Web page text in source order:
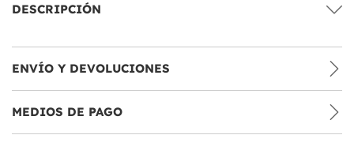
DESCRIPCIÓN
ENVÍO Y DEVOLUCIONES
MEDIOS DE PAGO